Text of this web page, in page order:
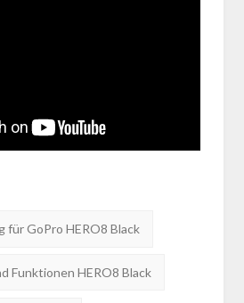
für GoPro HERO8 Black
Funktionen HERO8 Black